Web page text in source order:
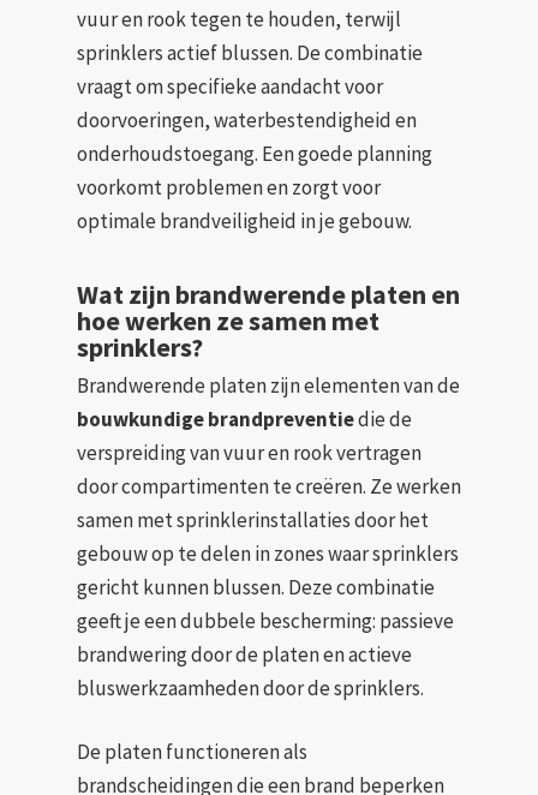
vuur en rook tegen te houden, terwijl
sprinklers actief blussen. De combinatie
vraagt om specifieke aandacht voor
doorvoeringen, waterbestendigheid en
onderhoudstoegang. Een goede planning
voorkomt problemen en zorgt voor
optimale brandveiligheid in je gebouw.
Wat zijn brandwerende platen en
hoe werken ze samen met
sprinklers?
Brandwerende platen zijn elementen van de
bouwkundige brandpreventiedie de
verspreiding van vuur en rook vertragen
door compartimenten te creëren. Ze werken
samen met sprinklerinstallaties door het
gebouw op te delen in zones waar sprinklers
gericht kunnen blussen. Deze combinatie
geeft je een dubbele bescherming: passieve
brandwering door de platen en actieve
bluswerkzaamheden door de sprinklers.
De platen functioneren als
brandscheidingen die een brand beperken